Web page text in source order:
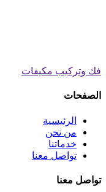
فك وتركيب مكيفات
الصفحات
الرئيسية
من نحن
خدماتنا
تواصل معنا
تواصل معنا